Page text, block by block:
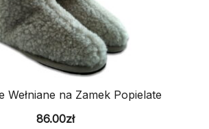
Wełniane na Zamek Popielate
86.00zł